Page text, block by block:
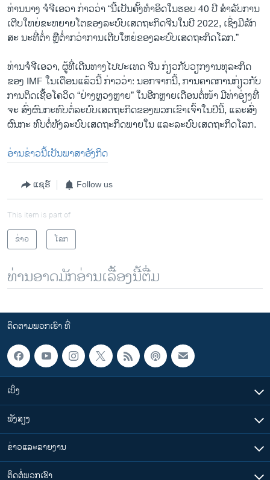
ທ່ານນາງ ຈໍຈີເອວາ ກ່າວວ່າ “ນີ້ເປັນຄັ້ງທໍາອິດໃນຮອບ 40 ປີ ສໍາລັບການ
ເຕີບໃຫຍ່ຂະຫຍາຍໂຕຂອງລະບົບເສດຖະກິດຈີນໃນປີ 2022, ເຊິ່ງມີລັກ
ສະ ນະທີ່ຕໍ່າ ຫຼືຕໍ່າກວ່າການເຕີບໃຫຍ່ຂອງລະບົບເສດຖະກິດໂລກ.”
ທ່ານຈໍຈີເອວາ, ຜູ້ທີ່ເດີນທາງໄປປະເທດ ຈີນ ກ່ຽວ​ກັບ​ວຽກ​ງານທຸລະກິດ​
ຂອງ IMF ໃນເດືອນແລ້ວນີ້ ກ່າວວ່າ: ນອກຈາກນີ້, ການຄາດການກ່ຽວກັບ
ການຕິດເຊື້ອໂຄວິດ “ຢ່າງຫຼວງຫຼາຍ” ໃນອີກຫຼາຍເດືອນຕໍ່ໜ້າ ມີທ່າອ່ຽງທີ່
ຈະ ສົ່ງຜົນກະທົບຕໍ່ລະບົບເສດຖະກິດຂອງພວກເຂົາເຈົ້າໃນປີນີ້, ແລະສົ່ງ
ຜົນກະ ທົບຕໍ່ທັງລະບົບເສດຖະກິດພາຍໃນ ແລະລະບົບເສດຖະກິດໂລກ.
ອ່ານຂ່າວນີ້ເປັນພາສາອັງກິດ
ແຊຣ໌ Follow us
This item is part of
ຂ່າວ
ໂລກ
ທ່ານອາດມັກອ່ານເລື້ອງນີ້ຕື່ມ
ຕິດຕາມພວກເຮົາ ທີ່
ເບິ່ງ
ຟັງສຽງ
ຂ່າວແລະລາຍງານ
ຕິດຕໍ່ພວກເຮົາ